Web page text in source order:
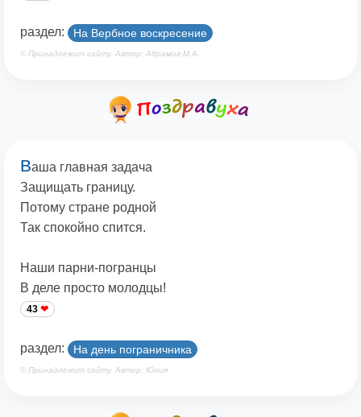
раздел: На Вербное воскресение
© Принадлежит сайту. Автор: Абрамов М.А.
Ваша главная задача
Защищать границу.
Потому стране родной
Так спокойно спится.
Наши парни-погранцы
В деле просто молодцы!
43
раздел: На день пограничника
© Принадлежит сайту. Автор: Юлия